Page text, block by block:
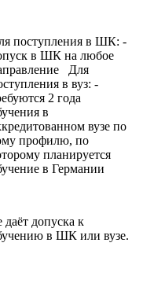
поступления в ШК: -
в ШК на любое
Для
в вуз: -
2 года
в
вузе по
профилю, по
планируется
в Германии
даёт допуска к
в ШК или вузе.